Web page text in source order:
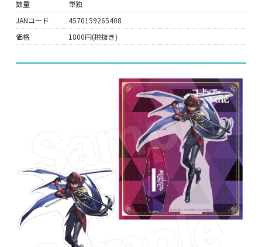
数量
単独
JANコード
4570159265408
価格
1800円(税抜き)